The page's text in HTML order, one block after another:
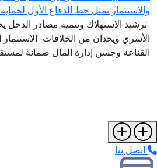
والاستثمار تمثل خط الدفاع الأول
-ترشيد الاستهلاك وتنمية مصادر الدخل
الأسري ويحدان من الخلافات- الاستثمار
القناعة وحسن إدارة المال ضمانة
اتصل بنا